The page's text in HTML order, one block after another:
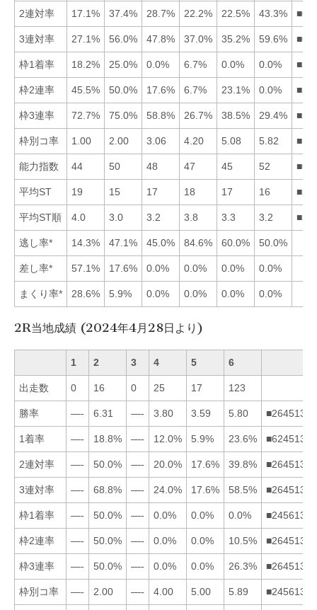
2連対率 17.1% 37.4% 28.7% 22.2% 22.5% 43.3%
3連対率 27.1% 56.0% 47.8% 37.0% 35.2% 59.6%
枠1着率 18.2% 25.0% 0.0% 6.7% 0.0% 0.0%
枠2連率 45.5% 50.0% 17.6% 6.7% 23.1% 0.0%
枠3連率 72.7% 75.0% 58.8% 26.7% 38.5% 29.4%
枠別コ率 1.00 2.00 3.06 4.20 5.08 5.82
能力指数 44 50 48 47 45 52
平均ST 19 15 17 18 17 16
平均ST順 4.0 3.0 3.2 3.8 3.3 3.2
逃し率* 14.3% 47.1% 45.0% 84.6% 60.0% 50.0%
差し率* 57.1% 17.6% 0.0% 0.0% 0.0% 0.0%
まくり率* 28.6% 5.9% 0.0% 0.0% 0.0% 0.0%
2R当地成績 (2024年4月28日より)
1 2 3 4 5 6
出走数 0 16 0 25 17 123
勝率 —- 6.31 —- 3.80 3.59 5.80 ■264513
1着率 —- 18.8% —- 12.0% 5.9% 23.6% ■624513
2連対率 —- 50.0% —- 20.0% 17.6% 39.8% ■264513
3連対率 —- 68.8% —- 24.0% 17.6% 58.5% ■264513
枠1着率 —- 50.0% —- 0.0% 0.0% 0.0% ■245613
枠2連率 —- 50.0% —- 0.0% 0.0% 10.5% ■264513
枠3連率 —- 50.0% —- 0.0% 0.0% 26.3% ■264513
枠別コ率 —- 2.00 —- 4.00 5.00 5.89 ■245613